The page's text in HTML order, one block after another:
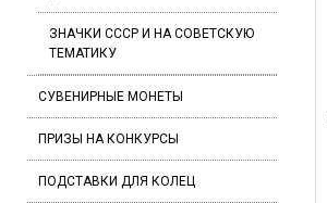
ЗНАЧКИ СССР И НА СОВЕТСКУЮ
ТЕМАТИКУ
СУВЕНИРНЫЕ МОНЕТЫ
ПРИЗЫ НА КОНКУРСЫ
ПОДСТАВКИ ДЛЯ КОЛЕЦ